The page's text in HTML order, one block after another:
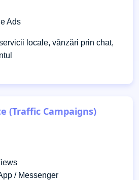
Ads
locale, vânzări prin chat,
(Traffic Campaigns)
/ Messenger